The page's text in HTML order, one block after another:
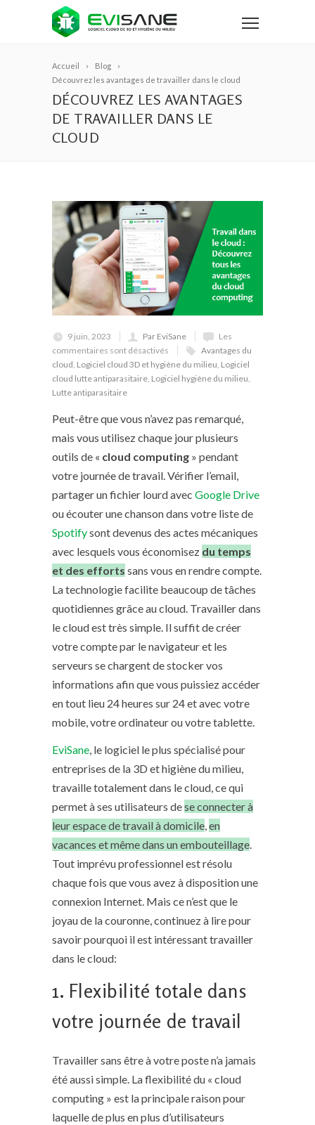
Accueil
Blog
Découvrez les avantages de travailler dans le cloud
DÉCOUVREZ LES AVANTAGES
DE TRAVAILLER DANS LE
CLOUD
9 juin, 2023 Par EviSane
Les
commentaires sont désactivés
Avantages du
cloud, Logiciel cloud 3D et hygiène du milieu, Logiciel
cloud lutte antiparasitaire, Logiciel hygiène du milieu,
Lutte antiparasitaire
Peut-être que vous n’avez pas remarqué,
mais vous utilisez chaque jour plusieurs
outils de « cloud computing » pendant
votre journée de travail. Vérifier l’email,
partager un fichier lourd avec Google Drive
ou écouter une chanson dans votre liste de
Spotifysont devenus des actes mécaniques
avec lesquels vous économisez du temps
et des efforts sans vous en rendre compte.
La technologie facilite beaucoup de tâches
quotidiennes grâce au cloud. Travailler dans
le cloud est très simple. Il suffit de créer
votre compte par le navigateur et les
serveurs se chargent de stocker vos
informations afin que vous puissiez accéder
en tout lieu 24 heures sur 24 et avec votre
mobile, votre ordinateur ou votre tablette.
EviSane, le logiciel le plus spécialisé pour
entreprises de la 3D et higiène du milieu,
travaille totalement dans le cloud,ce qui
permet à ses utilisateurs dese connecter à
leur espace de travail à domicile,en
vacances et même dans un embouteillage.
Tout imprévu professionnel est résolu
chaque fois que vous avez à disposition une
connexion Internet. Mais ce n’est que le
joyau de la couronne,continuez à lire pour
savoir pourquoi il est intéressant travailler
dans le cloud:
1. Flexibilité totale dans
votre journée de travail
Travailler sans être à votre poste n’a jamais
été aussi simple. La flexibilité du « cloud
computing » est la principale raison pour
laquelle de plus en plus d’utilisateurs